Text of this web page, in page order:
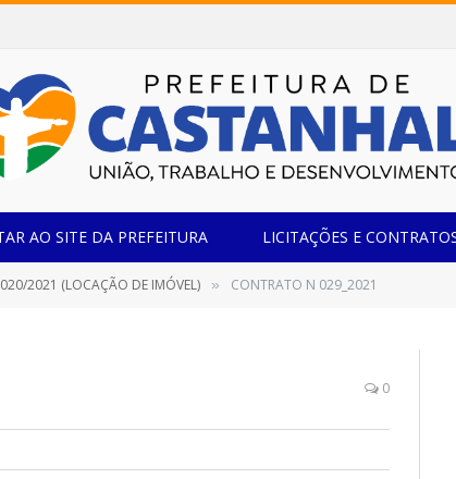
AO SITE DA PREFEITURA LICITAÇÕES E
020/2021 (LOCAÇÃO DE IMÓVEL) » CONTRATO N 029_2021
0